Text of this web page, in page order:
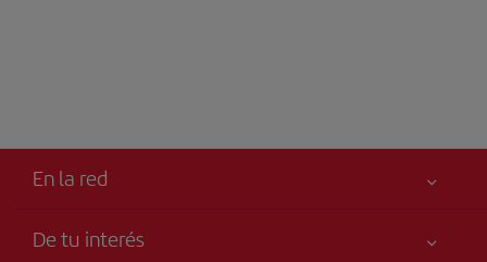
En la red
De tu interés